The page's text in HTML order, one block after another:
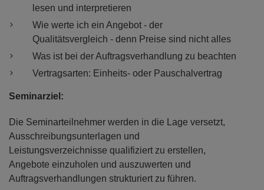
lesen und interpretieren
Wie werte ich ein Angebot - der
Qualitätsvergleich - denn Preise sind nicht alles
Was ist bei der Auftragsverhandlung zu beachten
Vertragsarten: Einheits- oder Pauschalvertrag
Seminarziel:
Die Seminarteilnehmer werden in die Lage versetzt,
Ausschreibungsunterlagen und
Leistungsverzeichnisse qualifiziert zu erstellen,
Angebote einzuholen und auszuwerten und
Auftragsverhandlungen strukturiert zu führen.